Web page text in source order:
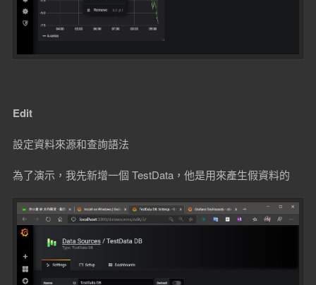
Edit
設定資料來源和查詢語法
為了演示，我先新增一個 TestData，他是用來產生假資料的